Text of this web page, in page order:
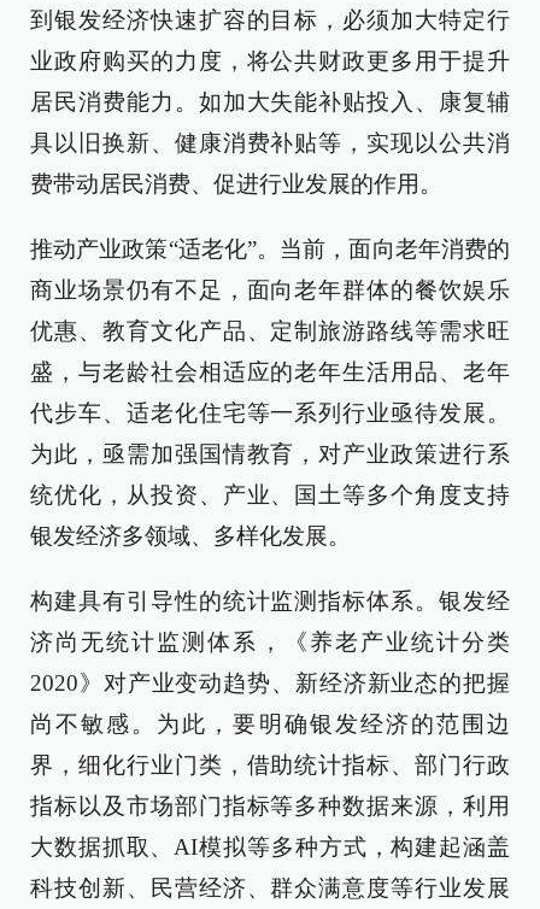
到银发经济快速扩容的目标，必须加大特定行
业政府购买的力度，将公共财政更多用于提升
居民消费能力。如加大失能补贴投入、康复辅
具以旧换新、健康消费补贴等，实现以公共消
费带动居民消费、促进行业发展的作用。
推动产业政策“适老化”。当前，面向老年消费的
商业场景仍有不足，面向老年群体的餐饮娱乐
优惠、教育文化产品、定制旅游路线等需求旺
盛，与老龄社会相适应的老年生活用品、老年
代步车、适老化住宅等一系列行业亟待发展。
为此，亟需加强国情教育，对产业政策进行系
统优化，从投资、产业、国土等多个角度支持
银发经济多领域、多样化发展。
构建具有引导性的统计监测指标体系。银发经
济尚无统计监测体系，《养老产业统计分类
2020》对产业变动趋势、新经济新业态的把握
尚不敏感。为此，要明确银发经济的范围边
界，细化行业门类，借助统计指标、部门行政
指标以及市场部门指标等多种数据来源，利用
大数据抓取、AI模拟等多种方式，构建起涵盖
科技创新、民营经济、群众满意度等行业发展